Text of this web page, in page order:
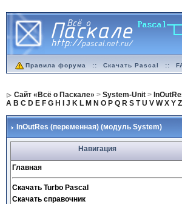
Правила форума :: Скачать Pascal ::
Сайт «Всё о Паскале» > System-Unit>
A B C D E F G H J K L M N O P Q R S T U V W X Y Z
InOutRes (переменная) (модуль System)
Навигация
Главная
Скачать Turbo Pascal
Скачать справочник